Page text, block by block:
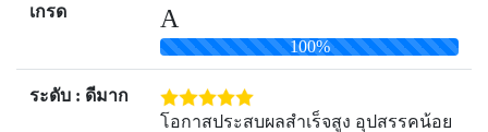
เกรด A
100%
ระดับ : ดีมาก
โอกาสประสบผลสำเร็จสูง อุปสรรคน้อย